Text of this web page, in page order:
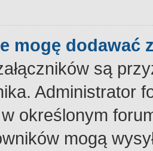
mogę dodawać
są
Administrator
w określonym
mogą